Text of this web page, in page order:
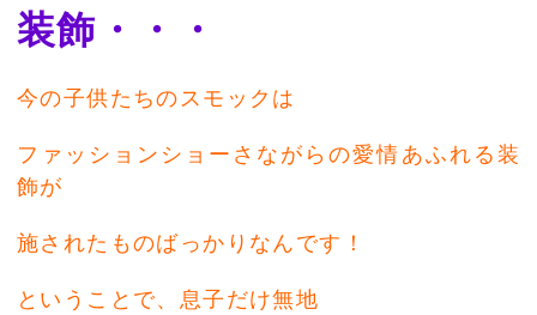
装飾・・・
今の子供たちのスモックは
ファッションショーさながらの愛情あふれる装
飾が
施されたものばっかりなんです！
ということで、息子だけ無地